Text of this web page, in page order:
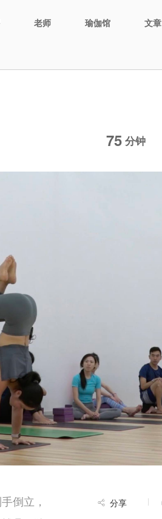
老师 瑜伽馆 文章
75 分钟
倒立，
分享